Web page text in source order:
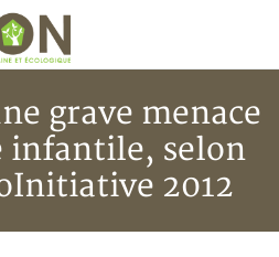
grave menace
infantile, selon
2012